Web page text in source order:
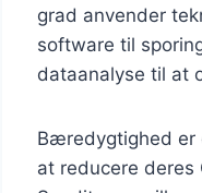
grad anvender
software til
dataanalyse til at
Bæredygtighed er
at reducere